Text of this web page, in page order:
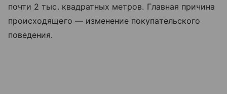
почти 2 тыс. квадратных метров. Главная причина
происходящего — изменение покупательского
поведения.